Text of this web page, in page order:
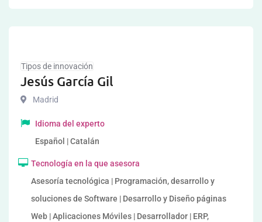
Tipos de innovación
Jesús García Gil
Madrid
Idioma del experto
Español | Catalán
Tecnología en la que asesora
Asesoría tecnológica | Programación, desarrollo y
soluciones de Software | Desarrollo y Diseño páginas
Web | Aplicaciones Móviles | Desarrollador | ERP,